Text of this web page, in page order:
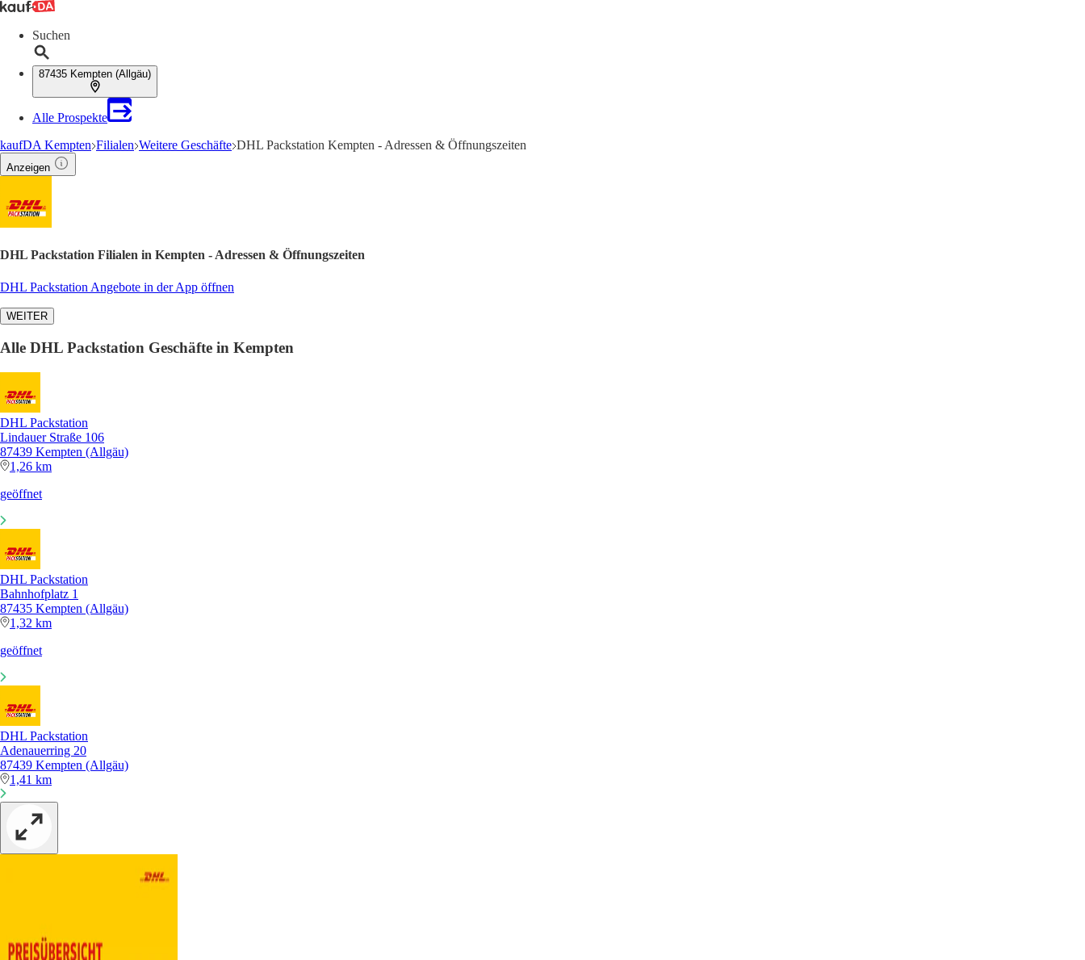
Suchen
87435 Kempten (Allgäu)
Alle Prospekte
kaufDA Kempten Filialen Weitere Geschäfte DHL Packstation Kempten - Adressen & Öffnungszeiten
Anzeigen
DHL Packstation Filialen in Kempten - Adressen & Öffnungszeiten
DHL Packstation Angebote in der App öffnen
WEITER
Alle DHL Packstation Geschäfte in Kempten
DHL Packstation
Lindauer Straße 106
87439 Kempten (Allgäu)
1,26 km
geöffnet
DHL Packstation
Bahnhofplatz 1
87435 Kempten (Allgäu)
1,32 km
geöffnet
DHL Packstation
Adenauerring 20
87439 Kempten (Allgäu)
1,41 km